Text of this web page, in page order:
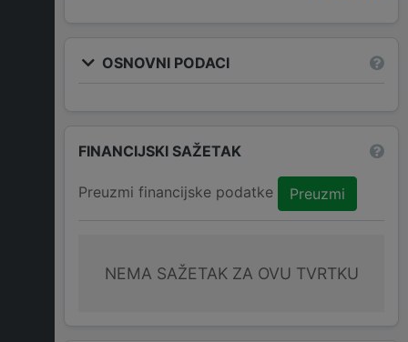
OSNOVNI PODACI
FINANCIJSKI SAŽETAK
Preuzmi financijske podatke Preuzmi
NEMA SAŽETAK ZA OVU TVRTKU